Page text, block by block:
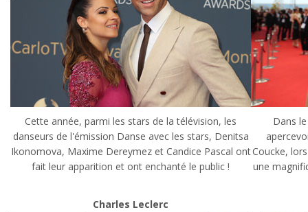
Cette année, parmi les stars de la télévision, les
danseurs de l'émission Danse avec les stars, Denitsa
Ikonomova, Maxime Dereymez et Candice Pascal ont
fait leur apparition et ont enchanté le public !
Dans
Coucke,
une
Charles Leclerc